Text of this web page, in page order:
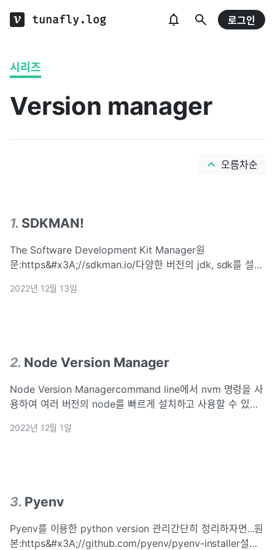
tunafly.log 로그인
시리즈
Version manager
오름차순
1. SDKMAN!
The Software Development Kit Manager원
문:https&#x3A;//sdkman.io/다양한 버전의 jdk, sdk를 설치
gradle 등을 설치할 때 사용한다..설치는 간단하다.
2022년 12월 13일
2. Node Version Manager
Node Version Managercommand line에서 nvm 명령을 사
용하여 여러 버전의 node를 빠르게 설치하고 사용할 수 있다.
는 명령들만 정리..또는위 명령을 실행하면 .bas
2022년 12월 1일
3. Pyenv
Pyenv를 이용한 python version 관리간단히 정리하자면...원
본:https&#x3A;//github.com/pyenv/pyenv-installer설치